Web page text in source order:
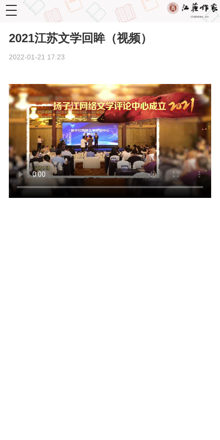
toggle
navigation
2021江苏文学回眸（视频）
2022-01-21 17:23